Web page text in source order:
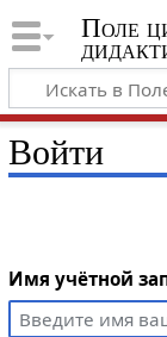
Поле
Войти
Имя учётной